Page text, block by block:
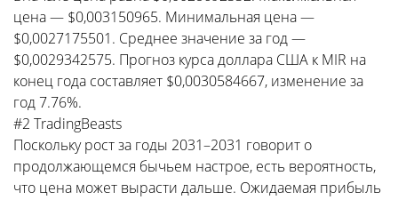
цена — $0,003150965. Минимальная цена —
$0,0027175501. Среднее значение за год —
$0,0029342575. Прогноз курса доллара США к MIR на
конец года составляет $0,0030584667, изменение за
год 7.76%.
#2 TradingBeasts
Поскольку рост за годы 2031–2031 говорит о
продолжающемся бычьем настрое, есть вероятность,
что цена может вырасти дальше. Ожидаемая прибыль